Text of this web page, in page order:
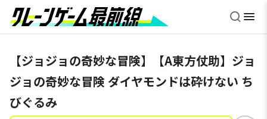
【ジョジョの奇妙な冒険】【A東方仗助】ジョ
ジョの奇妙な冒険 ダイヤモンドは砕けない ち
びぐるみ